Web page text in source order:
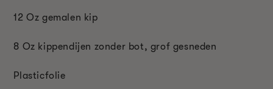
12 Oz gemalen kip
8 Oz kippendijen zonder bot, grof gesneden
Plasticfolie